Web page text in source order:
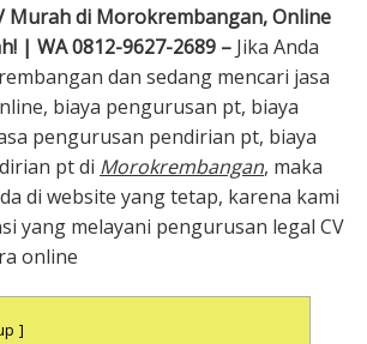
Murah di Morokrembangan, Online
| WA 0812-9627-2689 – Jika Anda
dan sedang mencari jasa
biaya pengurusan pt, biaya
pengurusan pendirian pt, biaya
pt di Morokrembangan, maka
di website yang tetap, karena kami
yang melayani pengurusan legal CV
online